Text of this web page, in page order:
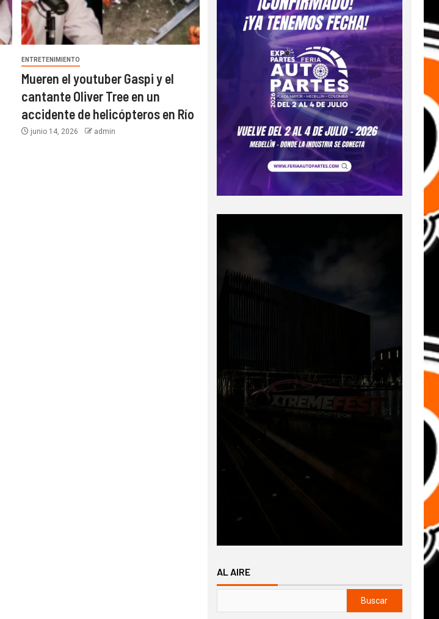
ENTRETENIMIENTO
Mueren el youtuber Gaspi y el
cantante Oliver Tree en un
accidente de helicópteros en Río
junio 14, 2026 admin
AL AIRE
Buscar